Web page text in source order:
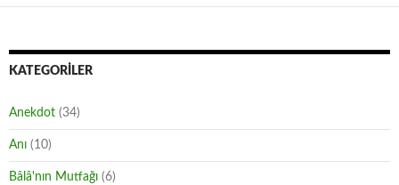
KATEGORILER
Anekdot (34)
Anı (10)
Bâlâ'nın Mutfağı (6)